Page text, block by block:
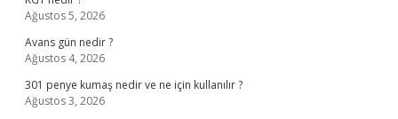
Ağustos 5, 2026
Avans gün nedir ?
Ağustos 4, 2026
301 penye kumaş nedir ve ne için kullanılır ?
Ağustos 3, 2026